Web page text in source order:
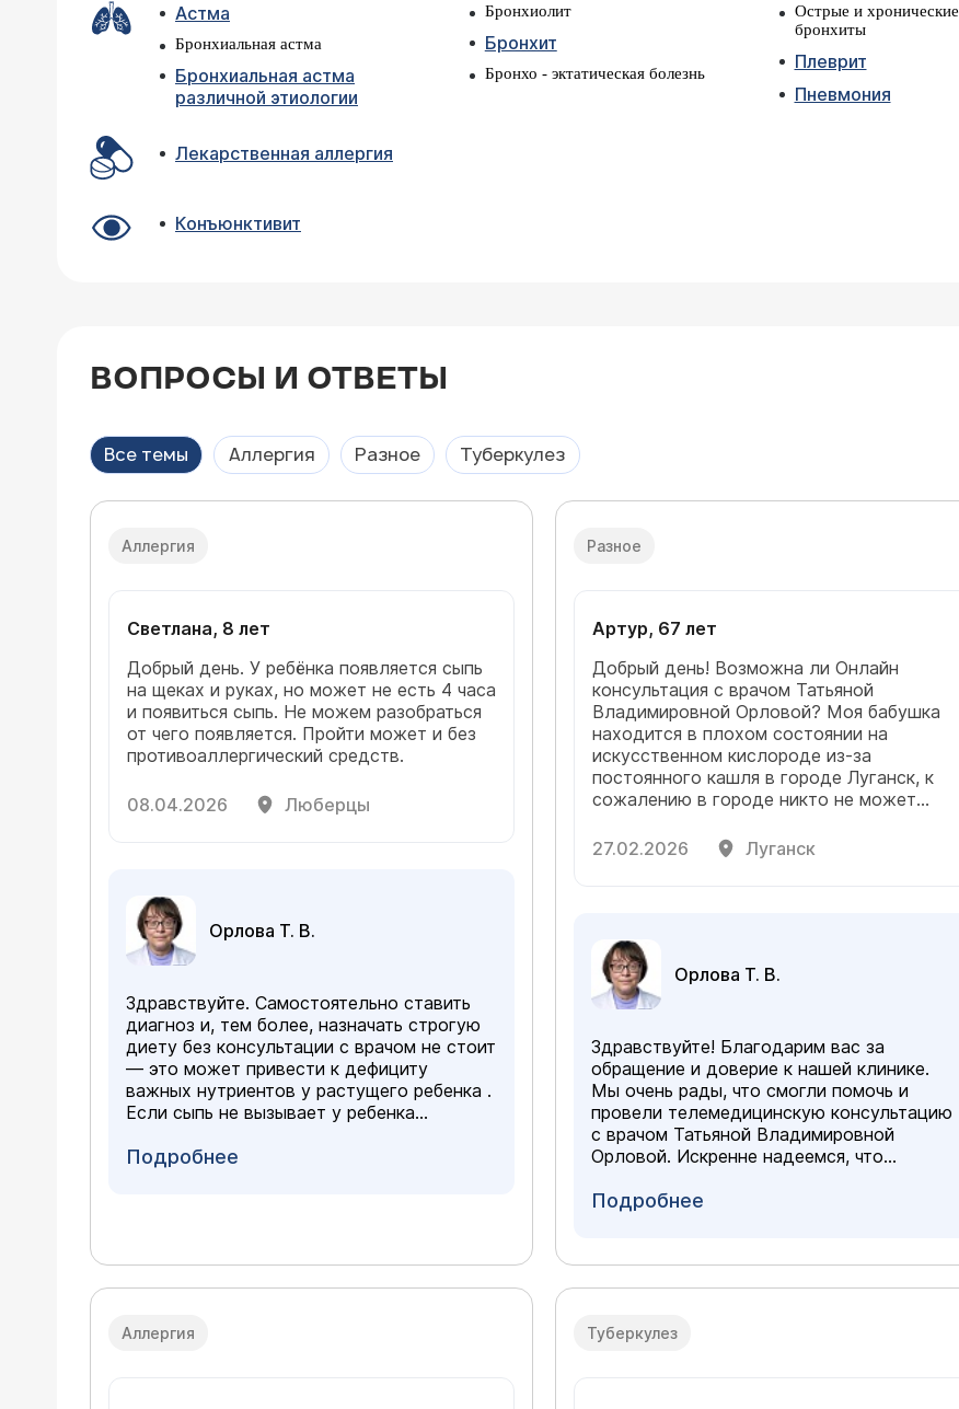
Астма
Бронхиальная астма
Бронхиальная астма
различной этиологии
Бронхиолит
Бронхит
Бронхо - эктатическая болезнь
Острые и хронические
бронхиты
Плеврит
Пневмония
Лекарственная аллергия
Конъюнктивит
ВОПРОСЫ И ОТВЕТЫ
Все темы Аллергия Разное Туберкулез
Аллергия
Светлана, 8 лет
Добрый день. У ребёнка появляется сыпь
на щеках и руках, но может не есть 4 часа
и появиться сыпь. Не можем разобраться
от чего появляется. Пройти может и без
противоаллергический средств.
08.04.2026 Люберцы
Орлова Т. В.
Здравствуйте. Самостоятельно ставить
диагноз и, тем более, назначать строгую
диету без консультации с врачом не стоит
— это может привести к дефициту
важных нутриентов у растущего ребенка .
Если сыпь не вызывает у ребенка
отека лица или затруднения дыхания, вы
Подробнее
Разное
Артур, 67 лет
Добрый день! Возможна ли Онлайн
консультация с врачом Татьяной
Владимировной Орловой? Моя бабушка
находится в плохом состоянии на
искусственном кислороде из-за
постоянного кашля в городе Луганск, к
сожалению в городе никто не может
болезни нет возможности передвигаться.
27.02.2026 Луганск
Орлова Т. В.
Здравствуйте! Благодарим вас за
обращение и доверие к нашей клинике.
Мы очень рады, что смогли помочь и
провели телемедицинскую консультацию
с врачом Татьяной Владимировной
Орловой. Искренне надеемся, что
вашей бабушке почувствовать себя лучше,
крепкого здоровья!
Подробнее
Аллергия Туберкулез